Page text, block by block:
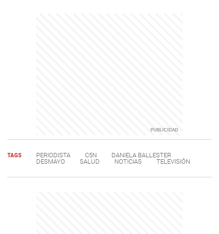
TAGS PERIODISTA C5N
DANIELA BALLESTER
DESMAYO
SALUD NOTICIAS TELEVISIÓN